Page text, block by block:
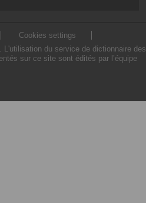
Cookies settings
du service de dictionnaire des
sur ce site sont édités par l’équipe